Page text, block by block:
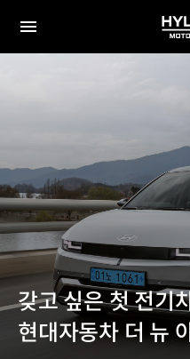
전체
갖고 싶은 첫 전기
현대자동차 더 뉴